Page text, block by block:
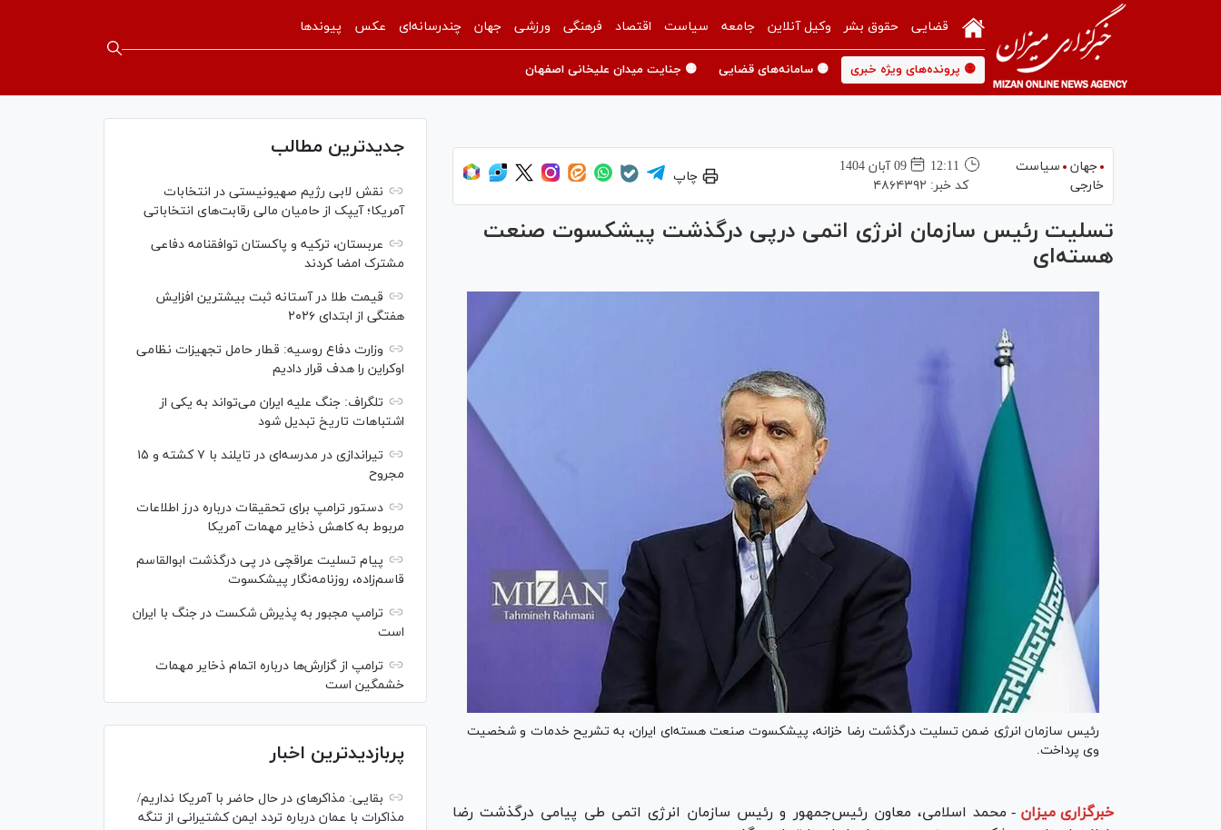
قضایی حقوق بشر وکیل آنلاین جامعه سیاست اقتصاد فرهنگی ورزشی جهان چندرسانه‌ای عکس پیوندها
🟡 پرونده‌های ویژه خبری 🟡 سامانه‌های قضایی 🟡 جنایت میدان علیخانی اصفهان
جهان
سیاست
خارجی
12:11
09 آبان 1404
کد خبر: ۴۸۶۴۳۹۲
چاپ
تسلیت رئیس سازمان انرژی اتمی درپی درگذشت پیشکسوت صنعت
هسته‌ای
رئیس سازمان انرژی ضمن تسلیت درگذشت رضا خزانه، پیشکسوت صنعت هسته‌ای ایران، به تشریح خدمات و شخصیت
وی پرداخت.
خبرگزاری میزان - محمد اسلامی، معاون رئیس‌جمهور و رئیس سازمان انرژی اتمی طی پیامی درگذشت رضا
جدیدترین مطالب
نقش لابی رژیم صهیونیستی در انتخابات
آمریکا؛ آیپک از حامیان مالی رقابت‌های انتخاباتی
عربستان، ترکیه و پاکستان توافقنامه دفاعی
مشترک امضا کردند
قیمت طلا در آستانه ثبت بیشترین افزایش
هفتگی از ابتدای ۲۰۲۶
وزارت دفاع روسیه: قطار حامل تجهیزات نظامی
اوکراین را هدف قرار دادیم
تلگراف: جنگ علیه ایران می‌تواند به یکی از
اشتباهات تاریخ تبدیل شود
تیراندازی در مدرسه‌ای در تایلند با ۷ کشته و ۱۵
مجروح
دستور ترامپ برای تحقیقات درباره درز اطلاعات
مربوط به کاهش ذخایر مهمات آمریکا
پیام تسلیت عراقچی در پی درگذشت ابوالقاسم
قاسم‌زاده، روزنامه‌نگار پیشکسوت
ترامپ مجبور به پذیرش شکست در جنگ با ایران
است
ترامپ از گزارش‌ها درباره اتمام ذخایر مهمات
خشمگین است
پربازدیدترین اخبار
بقایی: مذاکره‎ای در حال حاضر با آمریکا نداریم/
مذاکرات با عمان درباره تردد ایمن کشتیرانی از تنگه